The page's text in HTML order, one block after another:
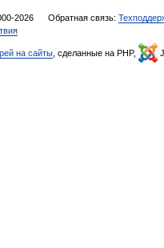
2026 Обратная связь:
на сайты , сделанные на PHP,